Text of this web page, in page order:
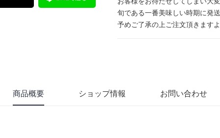
旬である一番美味しい時期に発
予めご了承の上ご注文頂きます
商品概要 ショップ情報 お問い合わせ